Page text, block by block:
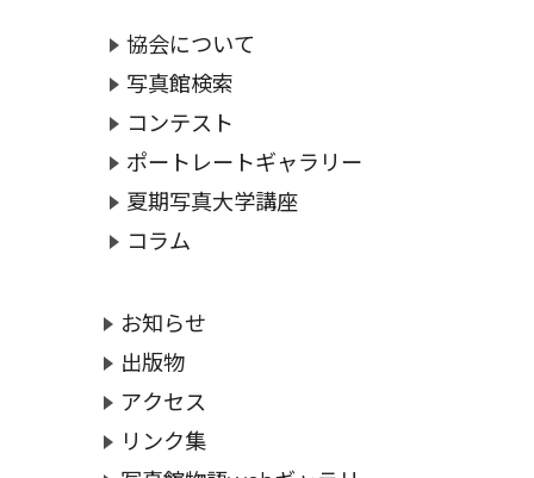
協会について
写真館検索
コンテスト
ポートレートギャラリー
夏期写真大学講座
コラム
お知らせ
出版物
アクセス
リンク集